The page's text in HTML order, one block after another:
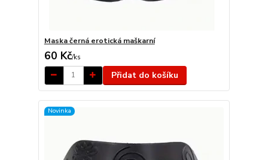
Maska černá erotická maškarní
60 Kč/ks
Přidat do košíku
Novinka